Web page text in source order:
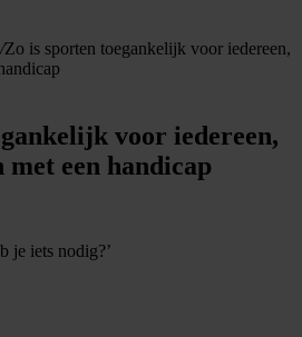
/Zo is sporten toegankelijk voor iedereen,
voor iedereen,
met een handicap
je iets nodig?’